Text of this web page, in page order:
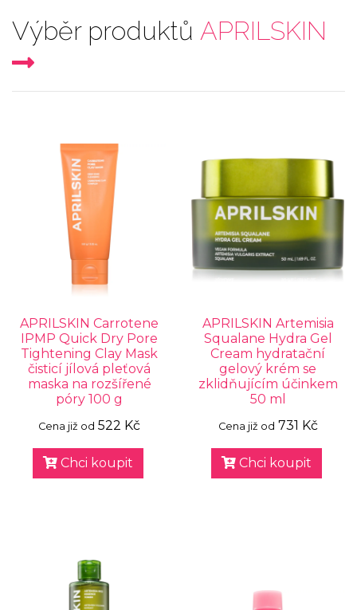
Výběr produktů APRILSKIN
APRILSKIN Carrotene
IPMP Quick Dry Pore
Tightening Clay Mask
čisticí jílová pleťová
maska na rozšířené
póry 100 g
Cena již od 522 Kč
Chci koupit
APRILSKIN Artemisia
Squalane Hydra Gel
Cream hydratační
gelový krém se
zklidňujícím účinkem
50 ml
Cena již od 731 Kč
Chci koupit